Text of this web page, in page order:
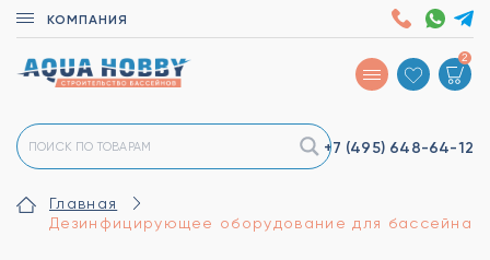
КОМПАНИЯ
+7 (495) 648-64-12
2
Главная
Дезинфицирующее оборудование для бассейна